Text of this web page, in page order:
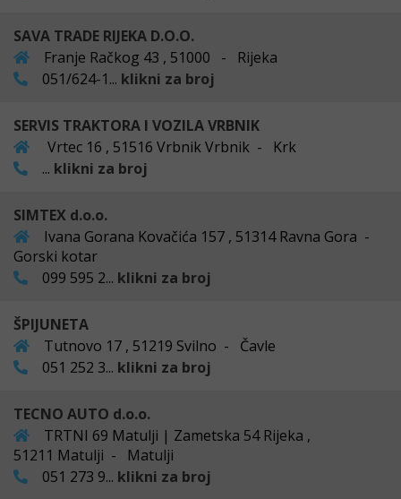
SAVA TRADE RIJEKA D.O.O.
Franje Račkog 43 , 51000 - Rijeka
051/624-1... klikni za broj
SERVIS TRAKTORA I VOZILA VRBNIK
Vrtec 16 , 51516 Vrbnik Vrbnik - Krk
... klikni za broj
SIMTEX d.o.o.
Ivana Gorana Kovačića 157 , 51314 Ravna Gora -
Gorski kotar
099 595 2... klikni za broj
ŠPIJUNETA
Tutnovo 17 , 51219 Svilno - Čavle
051 252 3... klikni za broj
TECNO AUTO d.o.o.
TRTNI 69 Matulji | Zametska 54 Rijeka ,
51211 Matulji - Matulji
051 273 9... klikni za broj